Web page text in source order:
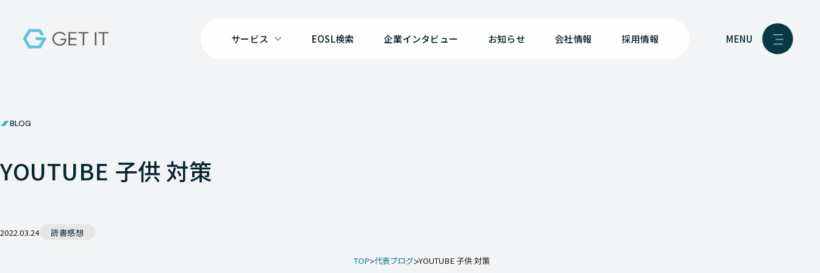
サービス EOSL検索 企業インタビュー お知らせ 会社情報 採用情報 MENU
BLOG
YOUTUBE 子供 対策
2022.03.24 読書感想
TOP 代表ブログ YOUTUBE 子供 対策